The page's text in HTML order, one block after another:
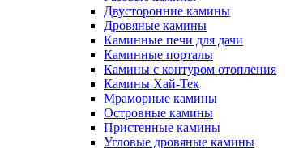
Двусторонние камины
Дровяные камины
Каминные печи для дачи
Каминные порталы
Камины с контуром отопления
Камины Хай-Тек
Мраморные камины
Островные камины
Пристенные камины
Угловые дровяные камины